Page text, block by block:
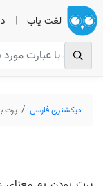
لغت یاب |
دیکشنری فارسی پرت